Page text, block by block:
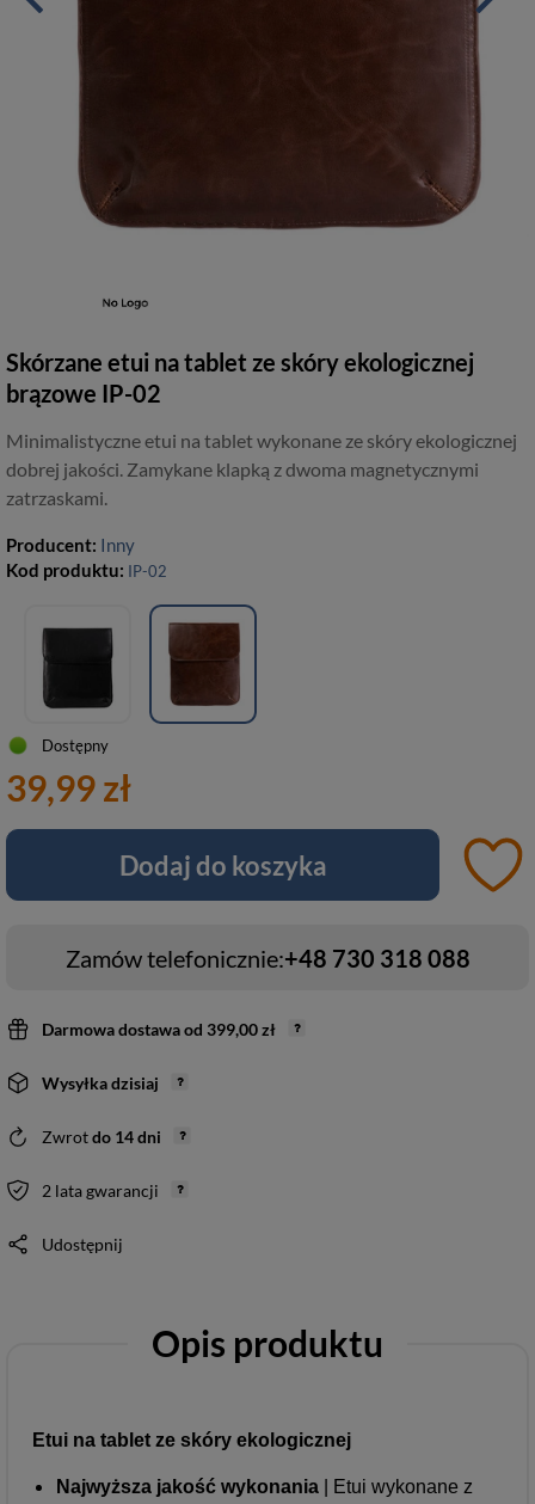
Skórzane etui na tablet ze skóry ekologicznej
brązowe IP-02
Minimalistyczne etui na tablet wykonane ze skóry ekologicznej
dobrej jakości. Zamykane klapką z dwoma magnetycznymi
zatrzaskami.
Producent: Inny
Kod produktu: IP-02
Dostępny
39,99 zł
Dodaj do koszyka
Zamów telefonicznie:+48 730 318 088
Darmowa dostawaod 399,00 zł
Wysyłkadzisiaj
Zwrotdo 14dni
2 lata gwarancji
Udostępnij
Opis produktu
Etui na tablet ze skóry ekologicznej
Najwyższa jakość wykonania | Etui wykonane z